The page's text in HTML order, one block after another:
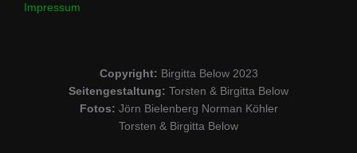
Impressum
Copyright: Birgitta Below 2023
Seitengestaltung: Torsten & Birgitta Below
Fotos: Jörn Bielenberg Norman Köhler
Torsten & Birgitta Below